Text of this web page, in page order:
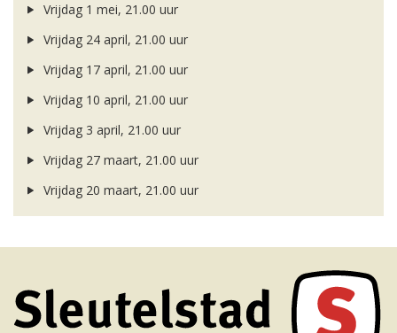
Vrijdag 1 mei, 21.00 uur
Vrijdag 24 april, 21.00 uur
Vrijdag 17 april, 21.00 uur
Vrijdag 10 april, 21.00 uur
Vrijdag 3 april, 21.00 uur
Vrijdag 27 maart, 21.00 uur
Vrijdag 20 maart, 21.00 uur